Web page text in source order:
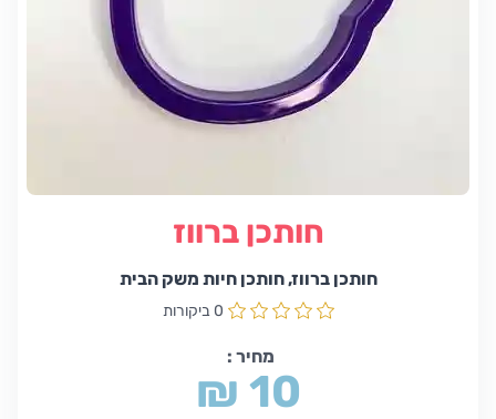
חותכן ברווז
חותכן ברווז, חותכן חיות משק הבית
0 ביקורות
מחיר :
₪ 10